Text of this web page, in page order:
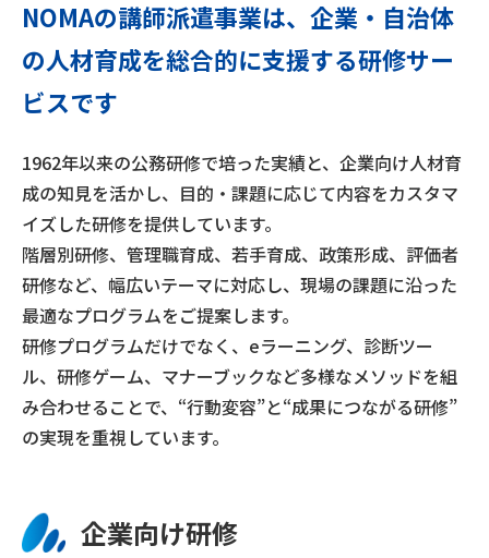
NOMAの講師派遣事業は、企業・自治体
の人材育成を総合的に支援する研修サー
ビスです
1962年以来の公務研修で培った実績と、企業向け人材育
成の知見を活かし、目的・課題に応じて内容をカスタマ
イズした研修を提供しています。
階層別研修、管理職育成、若手育成、政策形成、評価者
研修など、幅広いテーマに対応し、現場の課題に沿った
最適なプログラムをご提案します。
研修プログラムだけでなく、eラーニング、診断ツー
ル、研修ゲーム、マナーブックなど多様なメソッドを組
み合わせることで、“行動変容”と“成果につながる研修”
の実現を重視しています。
企業向け研修